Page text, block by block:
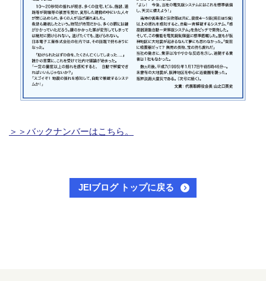
＞＞バックナンバーはこちら。
JEIブログ トップに戻る